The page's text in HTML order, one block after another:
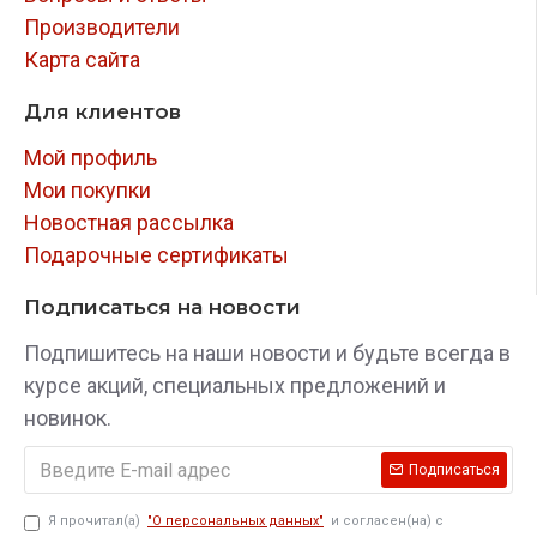
№5).
ПРИМЕЧАНИЕ ПО УСТАНОВКЕ
оборот рулевого вала.
при установке БРВ учитывать положение
рулевого колеса (расположение спиц руля),
происходит через ~5 град. (фото №7).
окончательная затяжка четырех винтов М8
допускается моментом от 3,0 кгс м до 3,5
кгс м (последовательно по диагонали).
Производители
Карта сайта
Для клиентов
Мой профиль
Мои покупки
Новостная рассылка
Подарочные сертификаты
Подписаться на новости
Подпишитесь на наши новости и будьте всегда в
курсе акций, специальных предложений и
новинок.
Подписаться
Я прочитал(а) "О персональных данных"
и согласен(на) с